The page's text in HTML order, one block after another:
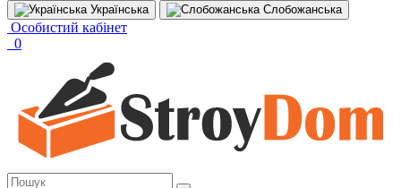
Українська
Слобожанська
Особистий кабінет
0